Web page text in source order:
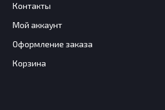
Контакты
Мой аккаунт
Оформление заказа
Корзина